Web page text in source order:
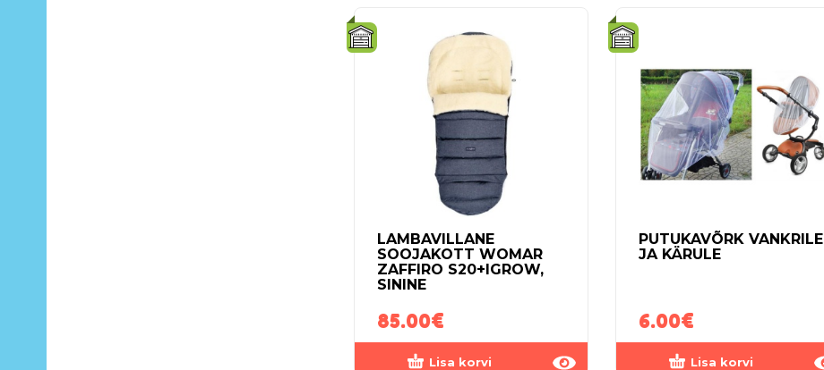
LAMBAVILLANE
SOOJAKOTT WOMAR
ZAFFIRO S20+IGROW,
SININE
85.00€
Lisa korvi
PUTUKAVÕRK VANKRILE
JA KÄRULE
6.00€
Lisa korvi